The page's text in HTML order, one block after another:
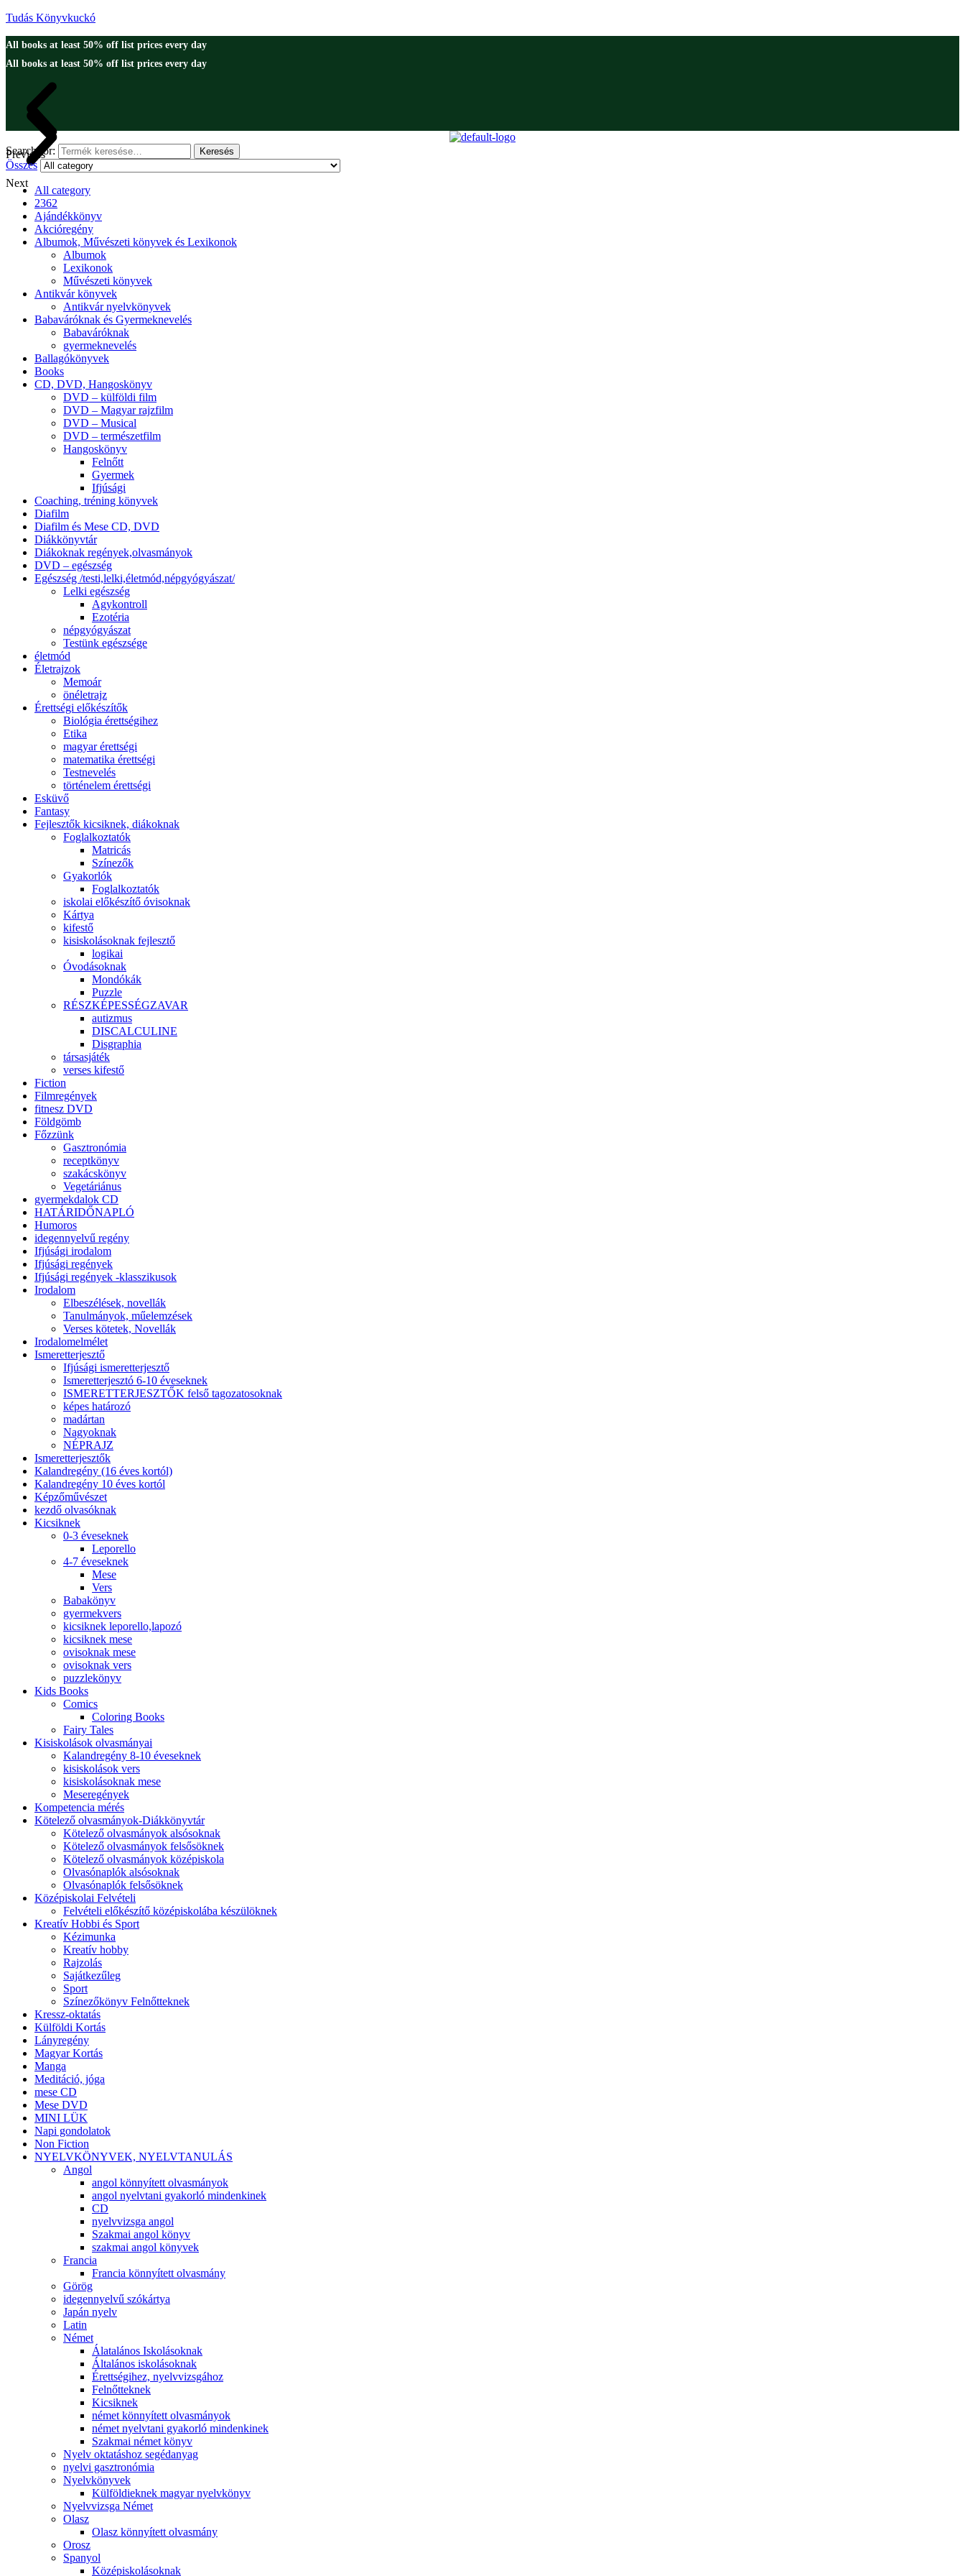
Tudás Könyvkuckó
All books at least 50% off list prices every day
All books at least 50% off list prices every day
Previous
Next
Search for: Keresés
Összes
All category
2362
Ajándékkönyv
Akcióregény
Albumok, Művészeti könyvek és Lexikonok
Albumok
Lexikonok
Művészeti könyvek
Antikvár könyvek
Antikvár nyelvkönyvek
Babaváróknak és Gyermeknevelés
Babaváróknak
gyermeknevelés
Ballagókönyvek
Books
CD, DVD, Hangoskönyv
DVD – külföldi film
DVD – Magyar rajzfilm
DVD – Musical
DVD – természetfilm
Hangoskönyv
Felnőtt
Gyermek
Ifjúsági
Coaching, tréning könyvek
Diafilm
Diafilm és Mese CD, DVD
Diákkönyvtár
Diákoknak regények,olvasmányok
DVD – egészség
Egészség /testi,lelki,életmód,népgyógyászat/
Lelki egészség
Agykontroll
Ezotéria
népgyógyászat
Testünk egészsége
életmód
Életrajzok
Memoár
önéletrajz
Érettségi előkészítők
Biológia érettségihez
Etika
magyar érettségi
matematika érettségi
Testnevelés
történelem érettségi
Esküvő
Fantasy
Fejlesztők kicsiknek, diákoknak
Foglalkoztatók
Matricás
Színezők
Gyakorlók
Foglalkoztatók
iskolai előkészítő óvisoknak
Kártya
kifestő
kisiskolásoknak fejlesztő
logikai
Óvodásoknak
Mondókák
Puzzle
RÉSZKÉPESSÉGZAVAR
autizmus
DISCALCULINE
Disgraphia
társasjáték
verses kifestő
Fiction
Filmregények
fitnesz DVD
Földgömb
Főzzünk
Gasztronómia
receptkönyv
szakácskönyv
Vegetáriánus
gyermekdalok CD
HATÁRIDŐNAPLÓ
Humoros
idegennyelvű regény
Ifjúsági irodalom
Ifjúsági regények
Ifjúsági regények -klasszikusok
Irodalom
Elbeszélések, novellák
Tanulmányok, műelemzések
Verses kötetek, Novellák
Irodalomelmélet
Ismeretterjesztő
Ifjúsági ismeretterjesztő
Ismeretterjesztó 6-10 éveseknek
ISMERETTERJESZTŐK felső tagozatosoknak
képes határozó
madártan
Nagyoknak
NÉPRAJZ
Ismeretterjesztők
Kalandregény (16 éves kortól)
Kalandregény 10 éves kortól
Képzőművészet
kezdő olvasóknak
Kicsiknek
0-3 éveseknek
Leporello
4-7 éveseknek
Mese
Vers
Babakönyv
gyermekvers
kicsiknek leporello,lapozó
kicsiknek mese
ovisoknak mese
ovisoknak vers
puzzlekönyv
Kids Books
Comics
Coloring Books
Fairy Tales
Kisiskolások olvasmányai
Kalandregény 8-10 éveseknek
kisiskolások vers
kisiskolásoknak mese
Meseregények
Kompetencia mérés
Kötelező olvasmányok-Diákkönyvtár
Kötelező olvasmányok alsósoknak
Kötelező olvasmányok felsősöknek
Kötelező olvasmányok középiskola
Olvasónaplók alsósoknak
Olvasónaplók felsősöknek
Középiskolai Felvételi
Felvételi előkészítő középiskolába készülöknek
Kreatív Hobbi és Sport
Kézimunka
Kreatív hobby
Rajzolás
Sajátkezűleg
Sport
Színezőkönyv Felnőtteknek
Kressz-oktatás
Külföldi Kortás
Lányregény
Magyar Kortás
Manga
Meditáció, jóga
mese CD
Mese DVD
MINI LÜK
Napi gondolatok
Non Fiction
NYELVKÖNYVEK, NYELVTANULÁS
Angol
angol könnyített olvasmányok
angol nyelvtani gyakorló mindenkinek
CD
nyelvvizsga angol
Szakmai angol könyv
szakmai angol könyvek
Francia
Francia könnyített olvasmány
Görög
idegennyelvű szókártya
Japán nyelv
Latin
Német
Álatalános Iskolásoknak
Általános iskolásoknak
Érettségihez, nyelvvizsgához
Felnőtteknek
Kicsiknek
német könnyített olvasmányok
német nyelvtani gyakorló mindenkinek
Szakmai német könyv
Nyelv oktatáshoz segédanyag
nyelvi gasztronómia
Nyelvkönyvek
Külföldieknek magyar nyelvkönyv
Nyelvvizsga Német
Olasz
Olasz könnyített olvasmány
Orosz
Spanyol
Középiskolásoknak